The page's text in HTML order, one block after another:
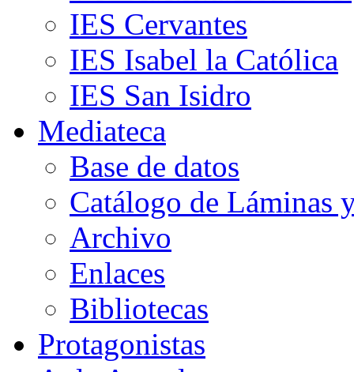
IES Cervantes
IES Isabel la Católica
IES San Isidro
Mediateca
Base de datos
Catálogo de Láminas
Archivo
Enlaces
Bibliotecas
Protagonistas